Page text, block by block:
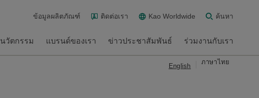
ข้อมูลผลิตภัณฑ์ ติดต่อเรา Kao Worldwide ค้นหา
นวัตกรรม แบรนด์ของเรา ข่าวประชาสัมพันธ์ ร่วมงานกับเรา
English
ภาษาไทย